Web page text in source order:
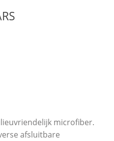
microfiber.
afsluitbare